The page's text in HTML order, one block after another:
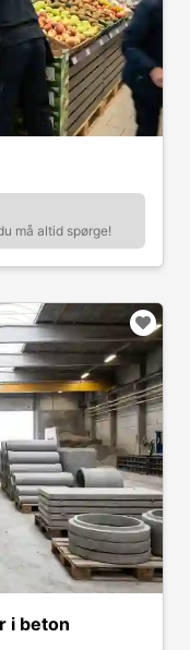
må altid spørge!
i beton